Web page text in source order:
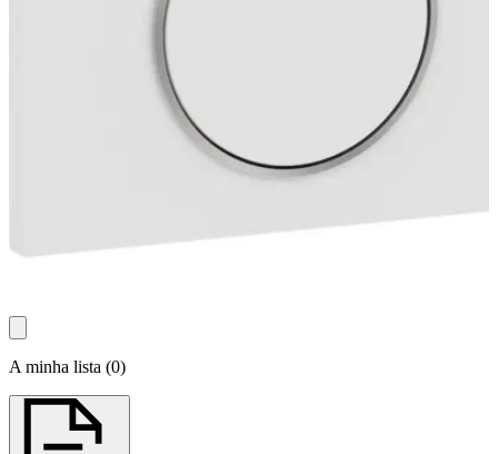
A minha lista (0)